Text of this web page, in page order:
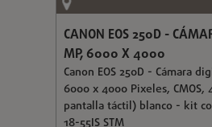
CANON EOS 250D -
MP, 6000 X 4000
Canon EOS 250D - Cámara
6000 x 4000 Pixeles, CMOS,
pantalla táctil) blanco - kit
18-55IS STM